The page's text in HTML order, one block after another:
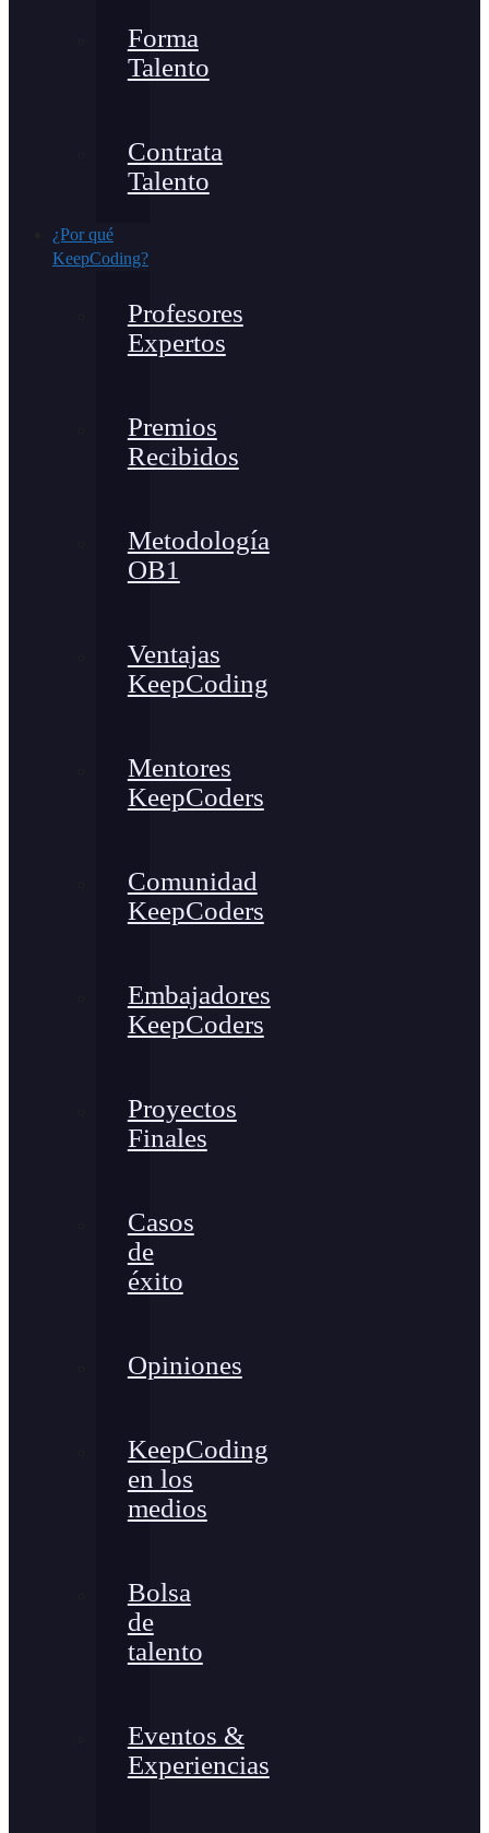
Forma
Talento
Contrata
Talento
¿Por qué
KeepCoding?
Profesores
Expertos
Premios
Recibidos
Metodología
OB1
Ventajas
KeepCoding
Mentores
KeepCoders
Comunidad
KeepCoders
Embajadores
KeepCoders
Proyectos
Finales
Casos
de
éxito
Opiniones
KeepCoding
en los
medios
Bolsa
de
talento
Eventos &
Experiencias